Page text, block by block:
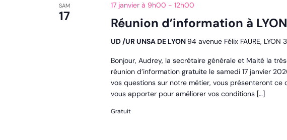
SAM
17
17 janvier à 9h00 - 12h00
Réunion d’information à
UD /UR UNSA DE LYON 94 avenue Félix FAURE, LYON
Bonjour, Audrey, la secrétaire générale et Maité la
réunion d’information gratuite le samedi 17 janvier
vos questions sur notre métier, vous présenteront
vous apporter pour améliorer vos conditions […]
Gratuit